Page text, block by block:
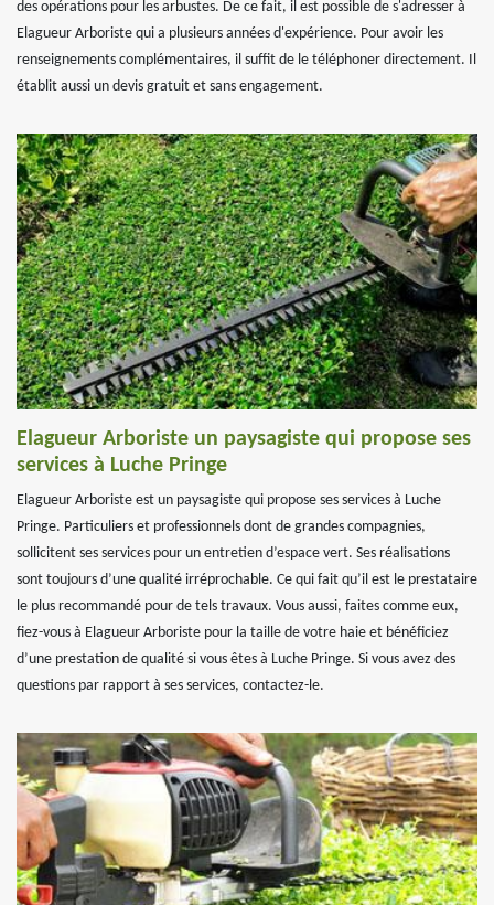
des opérations pour les arbustes. De ce fait, il est possible de s'adresser à
Elagueur Arboriste qui a plusieurs années d'expérience. Pour avoir les
renseignements complémentaires, il suffit de le téléphoner directement. Il
établit aussi un devis gratuit et sans engagement.
Elagueur Arboriste un paysagiste qui propose ses
services à Luche Pringe
Elagueur Arboriste est un paysagiste qui propose ses services à Luche
Pringe. Particuliers et professionnels dont de grandes compagnies,
sollicitent ses services pour un entretien d’espace vert. Ses réalisations
sont toujours d’une qualité irréprochable. Ce qui fait qu’il est le prestataire
le plus recommandé pour de tels travaux. Vous aussi, faites comme eux,
fiez-vous à Elagueur Arboriste pour la taille de votre haie et bénéficiez
d’une prestation de qualité si vous êtes à Luche Pringe. Si vous avez des
questions par rapport à ses services, contactez-le.